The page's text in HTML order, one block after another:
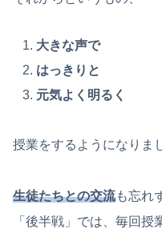
大きな声で
はっきりと
元気よく明るく
授業をするようになりま
生徒たちとの交流も忘れ
「後半戦」では、毎回授